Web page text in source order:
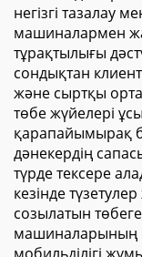
негізгі тазалау
машиналармен
тұрақтылығы
сондықтан
және сыртқы орта
төбе жүйелері
қарапайымырақ
дәнекердің
түрде тексере
кезінде
созылатын
машиналарының